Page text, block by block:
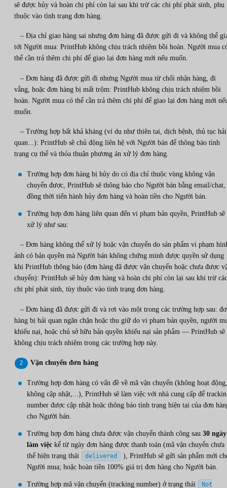
sẽ được hủy và hoàn chi phí còn lại sau khi trừ các chi phí phát sinh, phụ
thuộc vào tình trạng đơn hàng.
– Địa chỉ giao hàng sai nhưng đơn hàng đã được gửi đi và không thể
tới Người mua: PrintHub không chịu trách nhiệm bồi hoàn. Người mua
thể cần trả thêm chi phí để giao lại đơn hàng mới nếu muốn.
– Đơn hàng đã được gửi đi nhưng Người mua từ chối nhận hàng, đi
vắng, hoặc đơn hàng bị mất trộm: PrintHub không chịu trách nhiệm bồi
hoàn. Người mua có thể cần trả thêm chi phí để giao lại đơn hàng mới
muốn.
– Trường hợp bất khả kháng (ví dụ như thiên tai, dịch bệnh, thủ tục hải
quan...): PrintHub sẽ chủ động liên hệ với Người bán để thông báo tình
trạng cụ thể và thỏa thuận phương án xử lý đơn hàng.
Trường hợp đơn hàng bị hủy do có địa chỉ thuộc vùng không vận
chuyển được, PrintHub sẽ thông báo cho Người bán bằng email/chat,
đồng thời tiến hành hủy đơn hàng và hoàn tiền cho Người bán.
Trường hợp đơn hàng liên quan đến vi phạm bản quyền, PrintHub sẽ
xử lý như sau:
– Đơn hàng không thể xử lý hoặc vận chuyển do sản phẩm vi phạm
ảnh có bản quyền mà Người bán không chứng minh được quyền sử dụng
khi PrintHub thông báo (đơn hàng đã được vận chuyển hoặc chưa được
chuyển): PrintHub sẽ hủy đơn hàng và hoàn chi phí còn lại sau khi trừ các
chi phí phát sinh, tùy thuộc vào tình trạng đơn hàng.
– Đơn hàng đã được gửi đi và rơi vào một trong các trường hợp sau:
hàng bị hải quan ngăn chặn hoặc thu giữ do vi phạm bản quyền, người
khiếu nại, hoặc chủ sở hữu bản quyền khiếu nại sản phẩm — PrintHub sẽ
không chịu trách nhiệm trong các trường hợp này.
Vận chuyển đơn hàng
Trường hợp đơn hàng có vấn đề về mã vận chuyển (không hoạt động,
không cập nhật,...), PrintHub sẽ làm việc với nhà cung cấp để
number được cập nhật hoặc thông báo tình trạng hiện tại của đơn
cho Người bán.
Trường hợp đơn hàng chưa được vận chuyển thành công sau 30 ngày
làm việc kể từ ngày đơn hàng được thanh toán (mã vận chuyển chưa
thể hiện trạng thái
delivered
), PrintHub sẽ gửi sản phẩm mới
Người mua; hoặc hoàn tiền 100% giá trị đơn hàng cho Người bán.
Trường hợp mã vận chuyển (tracking number) ở trạng thái Not